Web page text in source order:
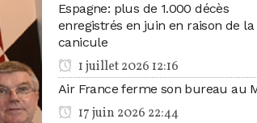
Espagne: plus de 1.000 décès
enregistrés en juin en raison de la
canicule
1 juillet 2026 12:16
Air France ferme son bureau au
17 juin 2026 22:44